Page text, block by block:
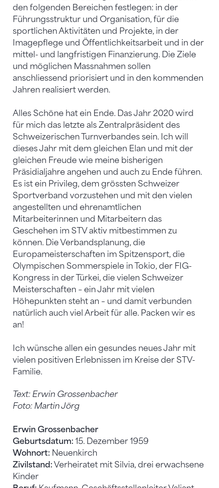
den folgenden Bereichen festlegen: in der
Führungsstruktur und Organisation, für die
sportlichen Aktivitäten und Projekte, in der
Imagepflege und Öffentlichkeitsarbeit und in der
mittel- und langfristigen Finanzierung. Die Ziele
und möglichen Massnahmen sollen
anschliessend priorisiert und in den kommenden
Jahren realisiert werden.
Alles Schöne hat ein Ende. Das Jahr 2020 wird
für mich das letzte als Zentralpräsident des
Schweizerischen Turnverbandes sein. Ich will
dieses Jahr mit dem gleichen Elan und mit der
gleichen Freude wie meine bisherigen
Präsidialjahre angehen und auch zu Ende führen.
Es ist ein Privileg, dem grössten Schweizer
Sportverband vorzustehen und mit den vielen
angestellten und ehrenamtlichen
Mitarbeiterinnen und Mitarbeitern das
Geschehen im STV aktiv mitbestimmen zu
können. Die Verbandsplanung, die
Europameisterschaften im Spitzensport, die
Olympischen Sommerspiele in Tokio, der FIG-
Kongress in der Türkei, die vielen Schweizer
Meisterschaften – ein Jahr mit vielen
Höhepunkten steht an – und damit verbunden
natürlich auch viel Arbeit für alle. Packen wir es
an!
Ich wünsche allen ein gesundes neues Jahr mit
vielen positiven Erlebnissen im Kreise der STV-
Familie.
Text: Erwin Grossenbacher
Foto: Martin Jörg
Erwin Grossenbacher
Geburtsdatum: 15. Dezember 1959
Wohnort: Neuenkirch
Zivilstand:Verheiratet mit Silvia, drei erwachsene
Kinder